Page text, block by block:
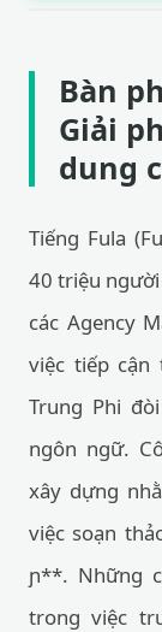
Bàn
Giải
dung
Tiếng Fula
40 triệu
các Agency
việc tiếp cận
Trung Phi
ngôn ngữ.
xây dựng
việc soạn
ɲ**. Những
trong việc